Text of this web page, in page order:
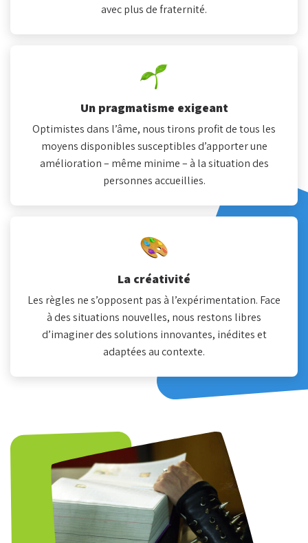
avec plus de fraternité.
Un pragmatisme exigeant
Optimistes dans l’âme, nous tirons profit de tous les
moyens disponibles susceptibles d’apporter une
amélioration – même minime – à la situation des
personnes accueillies.
La créativité
Les règles ne s’opposent pas à l’expérimentation. Face
à des situations nouvelles, nous restons libres
d’imaginer des solutions innovantes, inédites et
adaptées au contexte.